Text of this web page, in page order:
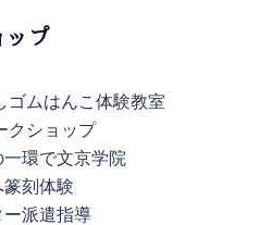
ップ
ゴムはんこ体験教室
クショップ
環で文京学院
篆刻体験
ー派遣指導